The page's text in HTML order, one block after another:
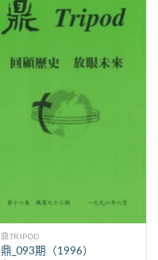
鼎TRIPOD
鼎_093期（1996）